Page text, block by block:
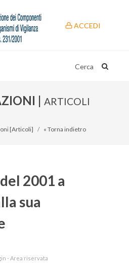
ACCEDI
Cerca
| ARTICOLI
[Articoli] « Torna indietro
2001 a
sua
- Area riservata